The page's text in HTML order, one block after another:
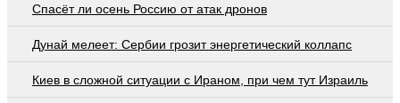
Спасёт ли осень Россию от атак дронов
Дунай мелеет: Сербии грозит энергетический коллапс
Киев в сложной ситуации с Ираном, при чем тут Израиль